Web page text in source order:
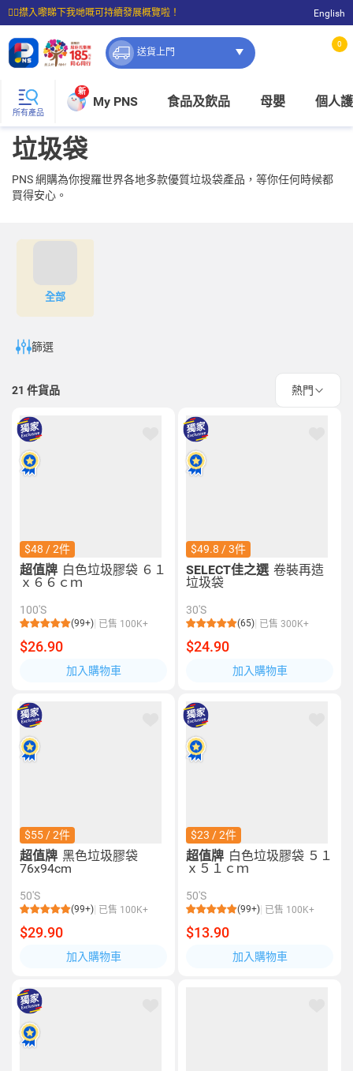
☝🏼㩒入嚟睇下我哋嘅可持續發展概覽啦！
⭐購物滿$399即享免費送貨；滿$100即可免費店取。
English
送貨上門
0
所有產品
新
My PNS 食品及飲品 母嬰 個人
垃圾袋
PNS 網購為你搜羅世界各地多款優質垃圾袋產品，等你任何時候都
買得安心。
全部
篩選
21 件貨品 熱門
$48 / 2件
超值牌 白色垃圾膠袋 ６１
ｘ６６ｃｍ
100'S
(99+) 已售 100K+
$26.90
加入購物車
$49.8 / 3件
SELECT佳之選 卷裝再造
垃圾袋
30'S
(65) 已售 300K+
$24.90
加入購物車
$55 / 2件
超值牌 黑色垃圾膠袋
76x94cm
50'S
(99+) 已售 100K+
$29.90
加入購物車
$23 / 2件
超值牌 白色垃圾膠袋 ５１
ｘ５１ｃｍ
50'S
(99+) 已售 100K+
$13.90
加入購物車